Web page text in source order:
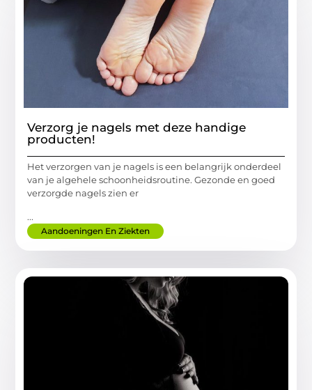
Verzorg je nagels met deze handige
producten!
Het verzorgen van je nagels is een belangrijk onderdeel
van je algehele schoonheidsroutine. Gezonde en goed
verzorgde nagels zien er
...
Aandoeningen En Ziekten